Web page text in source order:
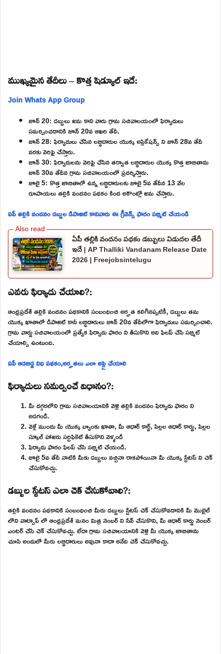
ముఖ్యమైన తేదీలు – కొత్త షెడ్యూల్ ఇదే:
Join Whats App Group
జూన్ 20: డబ్బులు జమ కాని వారు గ్రామ సచివాలయంలో ఫిర్యాదులు
సమర్పించడానికి జూన్ 20వ ఆఖరి తేదీ.
జూన్ 28: ఫిర్యాదులు చేసిన లబ్ధిదారుల యొక్క అప్లికేషన్స్ ని జూన్ 28వ తేదీ
వరకు వెరిఫై చేస్తారు.
జూన్ 30: ఫిర్యాదులను వెరిఫై చేసిన తర్వాత లబ్ధిదారుల యొక్క కొత్త జాబితాను
జూన్ 30వ తేదీన గ్రామ సచివాలయంలో ప్రదర్శిస్తారు.
జూలై 5: కొత్త జాబితాలో ఉన్న లబ్ధిదారులకు జూలై 5వ తేదీన 13 వేల
రూపాయలు తల్లికి వందనం పథకం కింద అకౌంట్లో జమ చేస్తారు.
ఏపీ తల్లికి వందనం డబ్బుల డిపాజిట్ కానివారు ఈ గ్రీవెన్స్ ఫారం సబ్మిట్ చేయండి
ఏపీ తల్లికి వందనం పథకం డబ్బులు విడుదల తేదీ
ఇదే | AP Thalliki Vandanam Release Date
2026 | Freejobsintelugu
ఎవరు ఫిర్యాదు చేయాలి?:
ఆంధ్రప్రదేశ్ తల్లికి వందనం పథకానికి సంబంధించి అర్హత కలిగినప్పటికీ, డబ్బులు తమ
యొక్క ఖాతాలో డిపాజిట్ కానీ లబ్ధిదారులు జూన్ 20వ తేదీలోగా ఫిర్యాదులు సమర్పించాలి.
గ్రామ వార్డు సచివాలయంలో ప్రత్యేక ఫిర్యాదు ఫారం ని తీసుకొని అది ఫిలప్ చేసి సబ్మిట్
చేయాల్సి ఉంటుంది.
ఏపీ ఆడబిడ్డ నిధి పథకం,అర్హతలు ఎలా అప్లై చేయాలి
ఫిర్యాదులు సమర్పించే విధానం?:
మీ దగ్గరలోని గ్రామ సచివాలయానికి వెళ్లి తల్లికి వందనం ఫిర్యాదు ఫారం ని
అడగండి.
వెళ్లే ముందు మీ యొక్క బ్యాంకు ఖాతా, మీ ఆధార్ కార్డ్, పిల్లల ఆధార్ కార్డు, పిల్లల
స్కూల్ హాజరు సర్టిఫికెట్ తీసుకొని వెళ్ళండి
ఫిర్యాదు ఫారం ఫిలప్ చేసి సబ్మిట్ చేయండి.
జూలై 5వ తేదీ నాటికి మీకు డబ్బులు వచ్చినా రాకపోయినా మీ యొక్క స్టేటస్ ని చెక్
చేసుకోవచ్చు.
డబ్బుల స్టేటస్ ఎలా చెక్ చేసుకోవాలి?:
తల్లికి వందనం పథకానికి సంబంధించి మీరు డబ్బులు స్టేటస్ చెక్ చేసుకోవడానికి మీ మొబైల్
లోని వాట్సాప్ లో ఆంధ్రప్రదేశ్ మనం మిత్ర నెంబర్ ని సేవ్ చేసుకొని, మీ ఆధార్ కార్డు నెంబర్
ఎంటర్ చేసి చెక్ చేసుకోవచ్చు. లేదా గ్రామ సచివాలయానికి వెళ్లి మీ యొక్క జాబితాను
చూసి అందులో మీరు లబ్ధిదారులు అవునా కాదా అనేది చెక్ చేసుకోవచ్చు.